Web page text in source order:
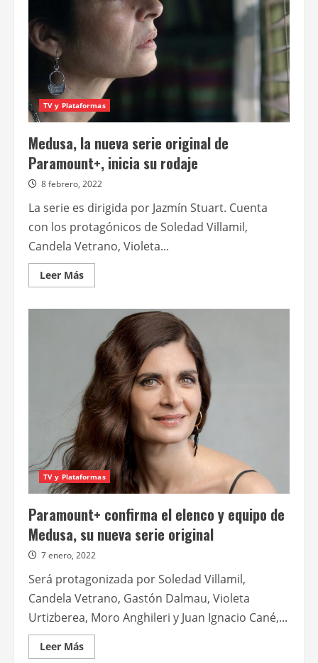
Nicanor
TV y Plataformas
Medusa, la nueva serie original de
Paramount+, inicia su rodaje
8 febrero, 2022
La serie es dirigida por Jazmín Stuart. Cuenta
con los protagónicos de Soledad Villamil,
Candela Vetrano, Violeta...
Leer MásLeer
más
Medusa,
nueva
serie
original
de
Paramount+,
inicia
su
rodaje
TV y Plataformas
Paramount+ confirma el elenco y equipo de
Medusa, su nueva serie original
7 enero, 2022
Será protagonizada por Soledad Villamil,
Candela Vetrano, Gastón Dalmau, Violeta
Urtizberea, Moro Anghileri y Juan Ignacio Cané,...
Leer MásLeer
más